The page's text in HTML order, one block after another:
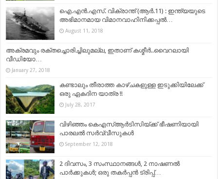
ഐ.എൻ.എസ്. വിക്രാന്ത് (ആർ.11) : ഇന്ത്യയുടെ
അഭിമാനമായ വിമാനവാഹിനിക്കപ്പൽ…
August 11, 2018
അക്രമവും രക്തച്ചൊരിച്ചിലുമല്ല, ഇതാണ് കശ്മീര്‍..വൈറലായി
വീഡിയോ…
January 27, 2018
കണ്ടാലും തീരാത്ത കാഴ്ചകളുള്ള ഇടുക്കിയിലേക്ക്
ഒരു ഏകദിന യാത്ര !!
July 28, 2017
വിഴിഞ്ഞം കെഎസ്ആര്‍ടിസിയ്ക്ക് ഭീഷണിയായി
പാരലൽ സര്‍വ്വീസുകള്‍
September 12, 2018
2 ദിവസം, 3 സംസ്ഥാനങ്ങൾ, 2 നാഷണൽ
പാർക്കുകൾ; ഒരു തകര്‍പ്പന്‍ ട്രിപ്പ്‌…